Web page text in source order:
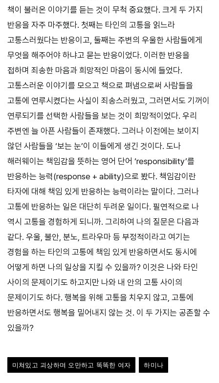
책이 불러온 이야기를 듣는 것이 무척 중요했다. 크게 두 가지
반응을 자주 마주했다. 첫째는 타인의 고통을 읽느라
고통스러웠다는 반응이고, 둘째는 주변의 우울한 사람들에게
무엇을 해주어야 하냐고 묻는 반응이었다. 이러한 반응을
접하며 죄송한 마음과 희망적인 마음이 동시에 들었다.
고통스러운 이야기를 모으고 책으로 펴냄으로써 사람들을
고통에 연루시켰다는 사실이 죄송스러웠고, 그러면서도 기꺼이
연루되기를 선택한 사람들을 보는 것이 희망적이었다. 우리
주변엔 늘 아픈 사람들이 존재했다. 그러나 이전에는 보이지
않던 사람들을 ‘보는 눈’이 이들에게 생긴 것이다. 도나
해러웨이는 책임감을 뜻하는 영어 단어 ‘responsibility’를
반응하는 능력(response + ability)으로 봤다. 책임감이란
타자에 대해 책임 있게 반응하는 능력이라는 말이다. 그러나
고통에 반응하는 일은 대단히 두려운 일이다. 필연적으로 나
역시 고통을 경험하게 되니까. 그리하여 나의 질문은 다음과
같다. 우울, 불안, 분노, 트라우마 등 부정적이라고 여기는
경험을 하는 타인의 고통에 책임 있게 반응하면서도 동시에
어떻게 하면 나의 일상을 지킬 수 있을까? 이것은 나와 타인
사이의 문제이기도 하고지만 나와 내 안의 고통 사이의
문제이기도 하다. 행복을 위해 고통을 치우지 않고, 고통에
반응하면서도 행복을 밀어내지 않는 것. 이 두 가지는 공존할 수
있을까?
미쳐있고 괴상하며 오만하고 똑똑한 여자 하미나